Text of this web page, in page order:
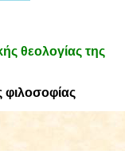
θεολογίας της